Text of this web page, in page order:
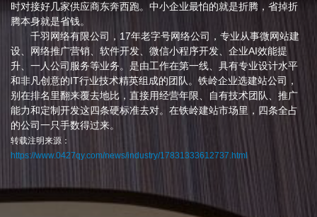
时对接好几家供应商东奔西跑。中小企业最怕的就是折腾，省掉折
腾本身就是省钱。
千羽网络有限公司，17年老字号网络公司，专业从事微网站建
设、网络推广营销、软件开发、微信小程序开发、企业AI效能提
升、一人公司服务等业务。是由工作在第一线、具有专业设计水平
和非凡创意的IT行业技术精英组成的团队。铁岭企业选建站公司，
别在排名里翻来覆去地比，直接用经营年限、自有技术团队、推广
能力和定制开发这四条硬标准去对。在铁岭建站市场里，四条全占
的公司一只手数得过来。
转载注明来源：
https://www.0427qy.com/news/industry/17831333612737.html